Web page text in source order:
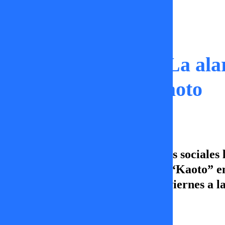
“Está disponible”: La
Álvaro Ballero y Kaoto
Indignación ha generado en redes
de una conversación con Carlos “Kaoto”
capítulo de Sígueme, de lunes a viernes